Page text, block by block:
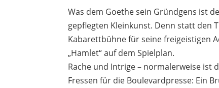
Was dem Goethe sein Gründgens ist
gepflegten Kleinkunst. Denn statt den
Kabarettbühne für seine freigeistigen
„Hamlet“ auf dem Spielplan.
Rache und Intrige – normalerweise ist
Fressen für die Boulevardpresse: Ein